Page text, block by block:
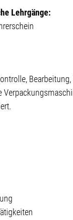
Lehrgänge: